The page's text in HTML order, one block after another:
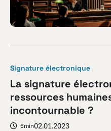
Signature électronique
La signature
ressources
incontournable ?
6min02.01.2023